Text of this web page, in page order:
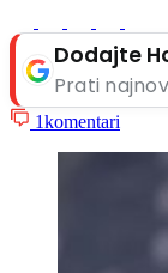
Dodajte
Prati
1komentari